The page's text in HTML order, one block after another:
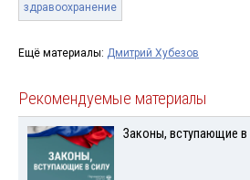
здравоохранение
Ещё материалы: Дмитрий Хубезов
Рекомендуемые материалы
Законы, вступающие в